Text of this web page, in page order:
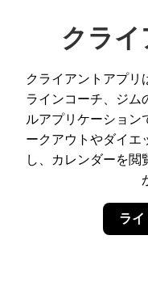
クライ
クライアントアプリ
ラインコーチ、ジム
ルアプリケーション
ークアウトやダイエ
し、カレンダーを閲
ライ